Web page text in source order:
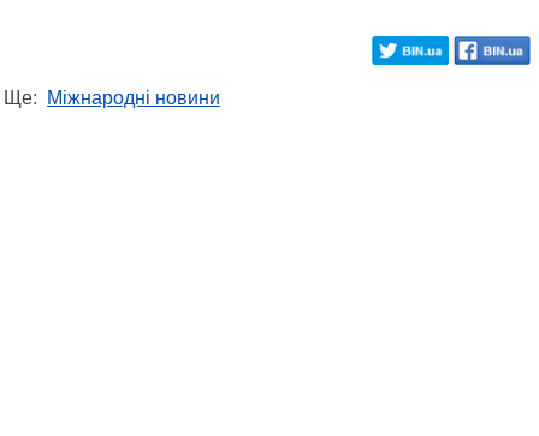
Ще: Міжнародні новини